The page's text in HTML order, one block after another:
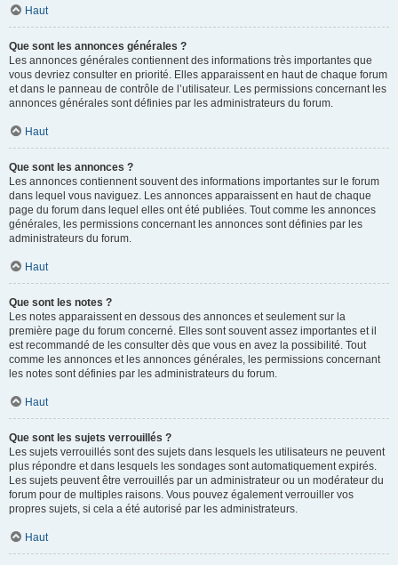
Haut
Que sont les annonces générales ?
Les annonces générales contiennent des informations très importantes que
vous devriez consulter en priorité. Elles apparaissent en haut de chaque forum
et dans le panneau de contrôle de l’utilisateur. Les permissions concernant les
annonces générales sont définies par les administrateurs du forum.
Haut
Que sont les annonces ?
Les annonces contiennent souvent des informations importantes sur le forum
dans lequel vous naviguez. Les annonces apparaissent en haut de chaque
page du forum dans lequel elles ont été publiées. Tout comme les annonces
générales, les permissions concernant les annonces sont définies par les
administrateurs du forum.
Haut
Que sont les notes ?
Les notes apparaissent en dessous des annonces et seulement sur la
première page du forum concerné. Elles sont souvent assez importantes et il
est recommandé de les consulter dès que vous en avez la possibilité. Tout
comme les annonces et les annonces générales, les permissions concernant
les notes sont définies par les administrateurs du forum.
Haut
Que sont les sujets verrouillés ?
Les sujets verrouillés sont des sujets dans lesquels les utilisateurs ne peuvent
plus répondre et dans lesquels les sondages sont automatiquement expirés.
Les sujets peuvent être verrouillés par un administrateur ou un modérateur du
forum pour de multiples raisons. Vous pouvez également verrouiller vos
propres sujets, si cela a été autorisé par les administrateurs.
Haut